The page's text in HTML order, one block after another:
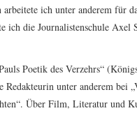
ich unter anderem für
ich die Journalistenschule Axel
Poetik des Verzehrs“
unter anderem bei
Über Film, Literatur und